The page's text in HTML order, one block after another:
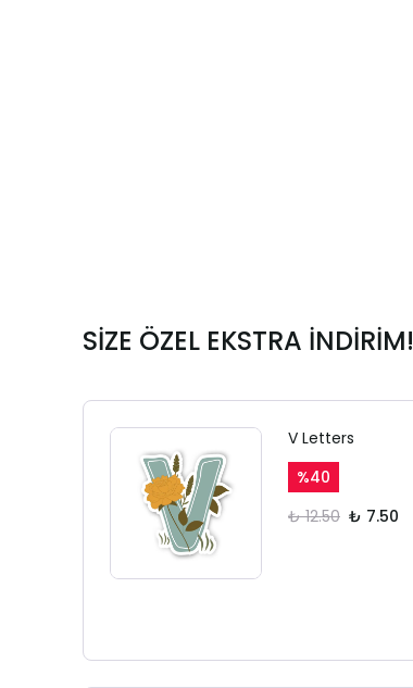
SİZE ÖZEL EKSTRA İNDİRİM!
V Letters
%40
₺ 12.50 ₺ 7.50